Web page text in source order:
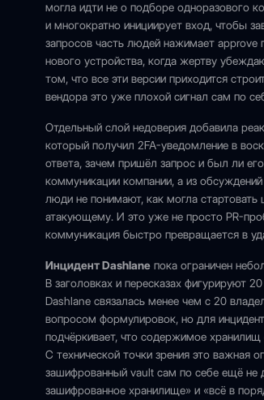
могла идти не о подборе одноразового
и многократно инициирует вход, чтобы
запросов часть людей нажимает approve
нового устройства, когда жертву
том, что все эти версии приходится
вендора это уже плохой сигнал сам по
Отдельный слой недоверия добавила
который получил 2FA-уведомление в
ответа, зачем пришёл запрос и был ли
коммуникации компании, а из
люди не понимают, как могла
атакующему. И это уже не просто PR-
коммуникация быстро превращается в
Инцидент Dashlane пока ограничен
В заголовках и пересказах фигурируют
Dashlane связалась менее чем с 20
вопросом формулировок, но для
подчёркивает, что содержимое
С технической точки зрения это важная
зашифрованный vault сам по себе ещё не
зашифрованное хранилище» и «всё в